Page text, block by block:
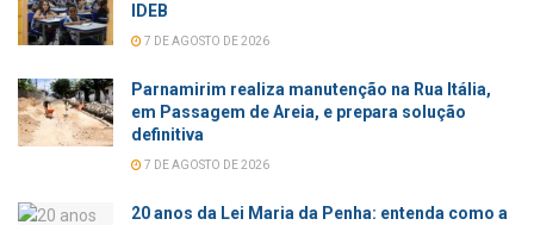
IDEB
7 DE AGOSTO DE 2026
Parnamirim realiza manutenção na Rua Itália,
em Passagem de Areia, e prepara solução
definitiva
7 DE AGOSTO DE 2026
20 anos da Lei Maria da Penha: entenda como a